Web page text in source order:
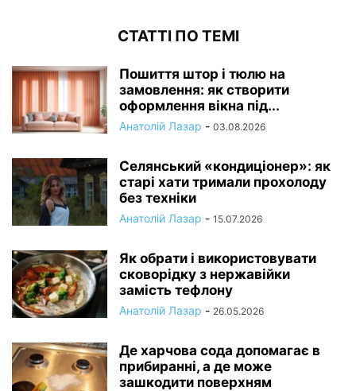
СТАТТІ ПО ТЕМІ
Пошиття штор і тюлю на
замовлення: як створити
оформлення вікна під...
Анатолій Лазар - 03.08.2026
Селянський «кондиціонер»: як
старі хати тримали прохолоду
без техніки
Анатолій Лазар - 15.07.2026
Як обрати і використовувати
сковорідку з нержавійки
замість тефлону
Анатолій Лазар - 26.05.2026
Де харчова сода допомагає в
прибиранні, а де може
зашкодити поверхням